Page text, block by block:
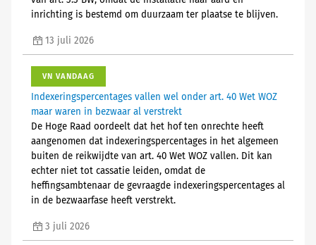
inrichting is bestemd om duurzaam ter plaatse te blijven.
13 juli 2026
VN VANDAAG
Indexeringspercentages vallen wel onder art. 40 Wet WOZ
maar waren in bezwaar al verstrekt
De Hoge Raad oordeelt dat het hof ten onrechte heeft
aangenomen dat indexeringspercentages in het algemeen
buiten de reikwijdte van art. 40 Wet WOZ vallen. Dit kan
echter niet tot cassatie leiden, omdat de
heffingsambtenaar de gevraagde indexeringspercentages al
in de bezwaarfase heeft verstrekt.
3 juli 2026